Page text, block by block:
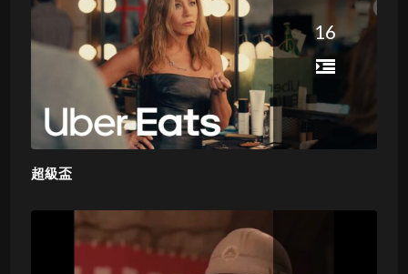
16
超級盃